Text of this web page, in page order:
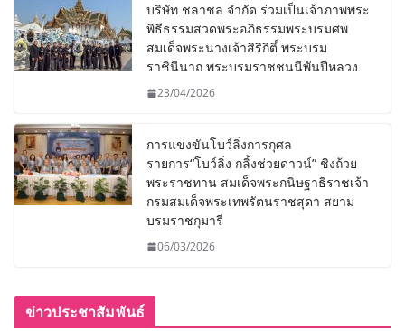
บริษัท ชลาชล จำกัด ร่วมเป็นเจ้าภาพพระ
พิธีธรรมสวดพระอภิธรรมพระบรมศพ
สมเด็จพระนางเจ้าสิริกิติ์ พระบรม
ราชินีนาถ พระบรมราชชนนีพันปีหลวง
23/04/2026
การแข่งขันโบว์ลิ่งการกุศล
รายการ“โบว์ลิ่ง กลิ้งช่วยดาวน์” ชิงถ้วย
พระราชทาน สมเด็จพระกนิษฐาธิราชเจ้า
กรมสมเด็จพระเทพรัตนราชสุดา สยาม
บรมราชกุมารี
06/03/2026
ข่าวประชาสัมพันธ์